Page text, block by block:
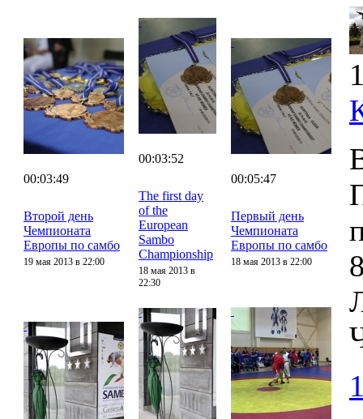
00:03:49
Второй день
Чемпионата
Европы по самбо
19 мая 2013 в 22:00
00:03:52
The first day
of the
European
Sambo
Championship
18 мая 2013 в
22:30
00:05:47
Первый день
Чемпионата
Европы по самбо
18 мая 2013 в 22:00